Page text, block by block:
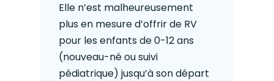
Elle n’est malheureusement
plus en mesure d’offrir de RV
pour les enfants de 0-12 ans
(nouveau-né ou suivi
pédiatrique) jusqu’à son départ